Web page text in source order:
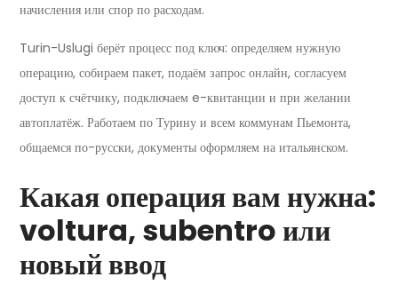
начисления или спор по расходам.
Turin-Uslugi берёт процесс под ключ: определяем нужную
операцию, собираем пакет, подаём запрос онлайн, согласуем
доступ к счётчику, подключаем e-квитанции и при желании
автоплатёж. Работаем по Турину и всем коммунам Пьемонта,
общаемся по-русски, документы оформляем на итальянском.
Какая операция вам нужна:
voltura, subentro или
новый ввод